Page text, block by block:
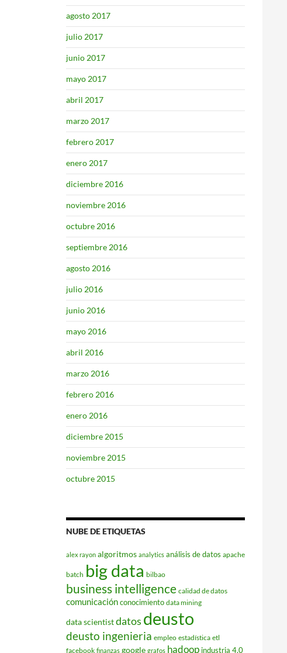
agosto 2017
julio 2017
junio 2017
mayo 2017
abril 2017
marzo 2017
febrero 2017
enero 2017
diciembre 2016
noviembre 2016
octubre 2016
septiembre 2016
agosto 2016
julio 2016
junio 2016
mayo 2016
abril 2016
marzo 2016
febrero 2016
enero 2016
diciembre 2015
noviembre 2015
octubre 2015
NUBE DE ETIQUETAS
alex rayon algoritmos analytics análisis de datos apache
batch big data bilbao
business intelligence calidad de datos
comunicaciónconocimiento data mining
data scientistdatos deusto
deusto ingenieria empleo estadística etl
facebook finanzas google grafos hadoop industria 4.0